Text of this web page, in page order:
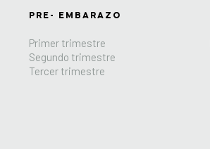
PRE- EMBARAZO
Primer trimestre
Segundo trimestre
Tercer trimestre